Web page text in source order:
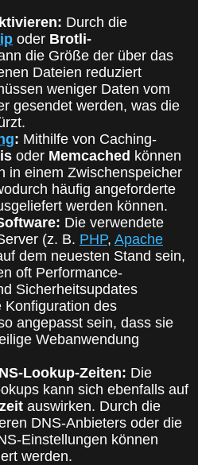
Durch die
oder Brotli-
die Größe der über das
Dateien reduziert
weniger Daten vom
gesendet werden, was die
: Mithilfe von Caching-
oder Memcached können
in einem Zwischenspeicher
häufig angeforderte
werden können.
Die verwendete
(z. B. PHP, Apache
dem neuesten Stand sein,
oft Performance-
Sicherheitsupdates
Konfiguration des
angepasst sein, dass sie
Webanwendung
Lookup-Zeiten: Die
kann sich ebenfalls auf
auswirken. Durch die
DNS-Anbieters oder die
Einstellungen können
werden.